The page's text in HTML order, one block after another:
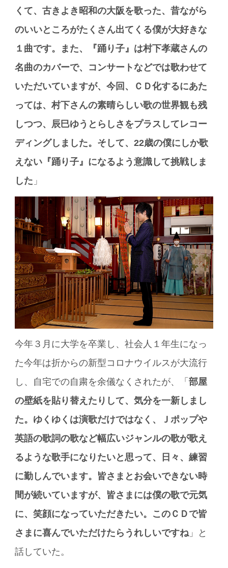
くて、古きよき昭和の大阪を歌った、昔ながら
のいいところがたくさん出てくる僕が大好きな
１曲です。また、『踊り子』は村下孝蔵さんの
名曲のカバーで、コンサートなどでは歌わせて
いただいていますが、今回、ＣＤ化するにあた
っては、村下さんの素晴らしい歌の世界観も残
しつつ、辰巳ゆうとらしさをプラスしてレコー
ディングしました。そして、22歳の僕にしか歌
えない『踊り子』になるよう意識して挑戦しま
した 」
今年３月に大学を卒業し、社会人１年生になっ
た今年は折からの新型コロナウイルスが大流行
し、自宅での自粛を余儀なくされたが、「部屋
の壁紙を貼り替えたりして、気分を一新しまし
た。ゆくゆくは演歌だけではなく、Ｊポップや
英語の歌詞の歌など幅広いジャンルの歌が歌え
るような歌手になりたいと思って、日々、練習
に勤しんでいます。皆さまとお会いできない時
間が続いていますが、皆さまには僕の歌で元気
に、笑顔になっていただきたい。このＣＤで皆
さまに喜んでいただけたらうれしいですね 」と
話していた。